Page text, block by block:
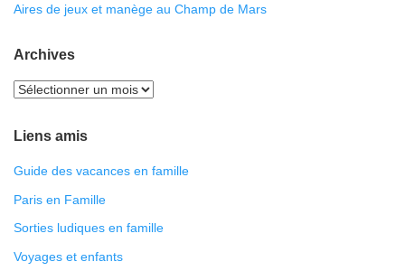
Aires de jeux et manège au Champ de Mars
Archives
Liens amis
Guide des vacances en famille
Paris en Famille
Sorties ludiques en famille
Voyages et enfants